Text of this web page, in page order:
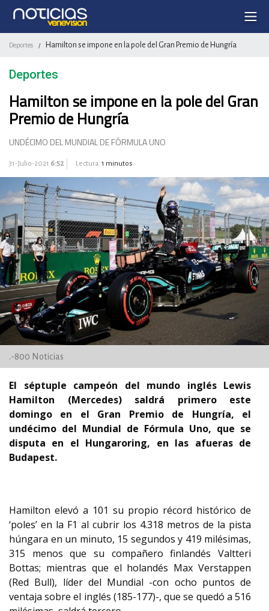
Deportes / Hamilton se impone en la pole del Gran Premio de Hungría
Deportes
Hamilton se impone en la pole del Gran
Premio de Hungría
UNDÉCIMO DEL MUNDIAL DE FÓRMULA UNO
31-Julio-2021 6:52 Lectura: 1 minutos
.-800 Noticias
El séptuple campeón del mundo inglés Lewis
Hamilton (Mercedes) saldrá primero este
domingo en el Gran Premio de Hungría, el
undécimo del Mundial de Fórmula Uno, que se
disputa en el Hungaroring, en las afueras de
Budapest.
Hamilton elevó a 101 su propio récord histórico de
‘poles’ en la F1 al cubrir los 4.318 metros de la pista
húngara en un minuto, 15 segundos y 419 milésimas,
315 menos que su compañero finlandés Valtteri
Bottas; mientras que el holandés Max Verstappen
(Red Bull), líder del Mundial -con ocho puntos de
ventaja sobre el inglés (185-177)-, que se quedó a 516